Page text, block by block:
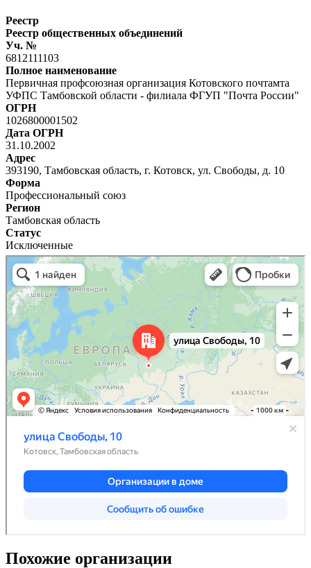
Реестр
Реестр общественных объединений
Уч. №
6812111103
Полное наименование
Первичная профсоюзная организация Котовского почтамта
УФПС Тамбовской области - филиала ФГУП "Почта России"
ОГРН
1026800001502
Дата ОГРН
31.10.2002
Адрес
393190, Тамбовская область, г. Котовск, ул. Свободы, д. 10
Форма
Профессиональный союз
Регион
Тамбовская область
Статус
Исключенные
Похожие организации